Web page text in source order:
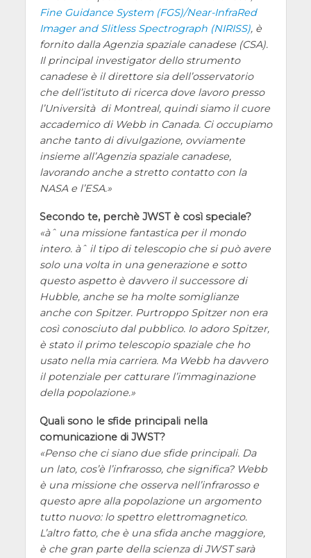
Fine Guidance System (FGS)/Near-InfraRed
Imager and Slitless Spectrograph (NIRISS), è
fornito dalla Agenzia spaziale canadese (CSA).
Il principal investigator dello strumento
canadese è il direttore sia dell’osservatorio
che dell’istituto di ricerca dove lavoro presso
l’Università di Montreal, quindi siamo il cuore
accademico di Webb in Canada. Ci occupiamo
anche tanto di divulgazione, ovviamente
insieme all’Agenzia spaziale canadese,
lavorando anche a stretto contatto con la
NASA e l’ESA.
Secondo te, perchè JWST è così speciale?
àˆ una missione fantastica per il mondo
intero. àˆ il tipo di telescopio che si può avere
solo una volta in una generazione e sotto
questo aspetto è davvero il successore di
Hubble, anche se ha molte somiglianze
anche con Spitzer. Purtroppo Spitzer non era
così conosciuto dal pubblico. Io adoro Spitzer,
è stato il primo telescopio spaziale che ho
usato nella mia carriera. Ma Webb ha davvero
il potenziale per catturare l’immaginazione
della popolazione.
Quali sono le sfide principali nella
comunicazione di JWST?
Penso che ci siano due sfide principali. Da
un lato, cos’è l’infrarosso, che significa? Webb
è una missione che osserva nell’infrarosso e
questo apre alla popolazione un argomento
tutto nuovo: lo spettro elettromagnetico.
L’altro fatto, che è una sfida anche maggiore,
è che gran parte della scienza di JWST sarà